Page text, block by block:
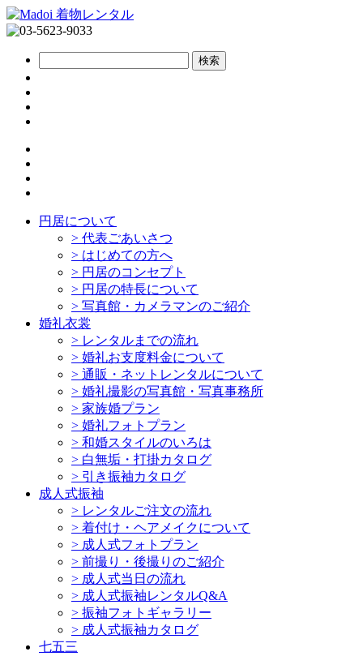
円居について
> 代表ごあいさつ
> はじめての方へ
> 円居のコンセプト
> 円居の特長について
> 写真館・カメラマンのご紹介
婚礼衣裳
> レンタルまでの流れ
> 婚礼お支度料金について
> 通販・ネットレンタルについて
> 婚礼撮影の写真館・写真事務所
> 家族婚プラン
> 婚礼フォトプラン
> 和婚スタイルのいろは
> 白無垢・打掛カタログ
> 引き振袖カタログ
成人式振袖
> レンタルご注文の流れ
> 着付け・ヘアメイクについて
> 成人式フォトプラン
> 前撮り・後撮りのご紹介
> 成人式当日の流れ
> 成人式振袖レンタルQ&A
> 振袖フォトギャラリー
> 成人式振袖カタログ
七五三